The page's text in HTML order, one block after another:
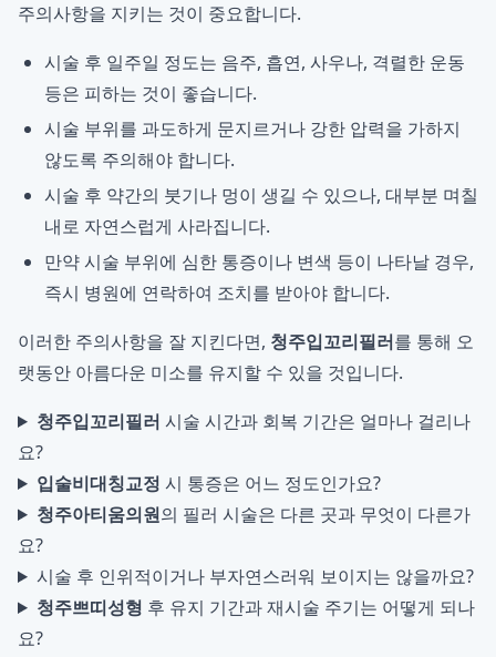
주의사항을 지키는 것이 중요합니다.
시술 후 일주일 정도는 음주, 흡연, 사우나, 격렬한 운동
등은 피하는 것이 좋습니다.
시술 부위를 과도하게 문지르거나 강한 압력을 가하지
않도록 주의해야 합니다.
시술 후 약간의 붓기나 멍이 생길 수 있으나, 대부분 며칠
내로 자연스럽게 사라집니다.
만약 시술 부위에 심한 통증이나 변색 등이 나타날 경우,
즉시 병원에 연락하여 조치를 받아야 합니다.
이러한 주의사항을 잘 지킨다면, 청주입꼬리필러를 통해 오
랫동안 아름다운 미소를 유지할 수 있을 것입니다.
청주입꼬리필러 시술 시간과 회복 기간은 얼마나 걸리나
요?
입술비대칭교정 시 통증은 어느 정도인가요?
청주아티움의원의 필러 시술은 다른 곳과 무엇이 다른가
요?
시술 후 인위적이거나 부자연스러워 보이지는 않을까요?
청주쁘띠성형 후 유지 기간과 재시술 주기는 어떻게 되나
요?